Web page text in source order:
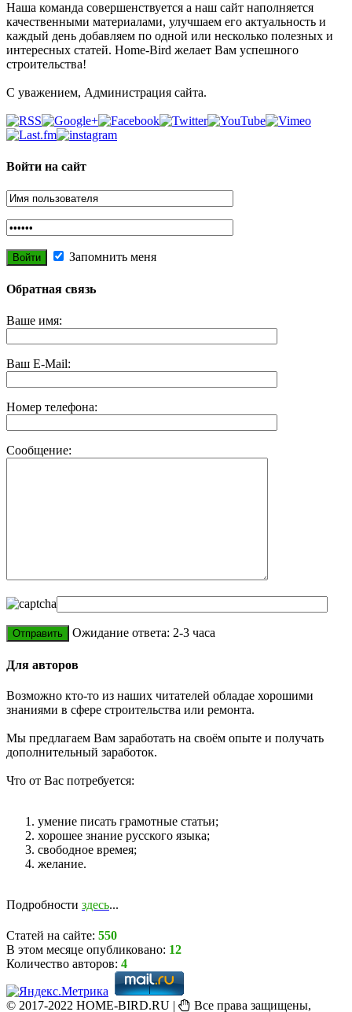
Наша команда совершенствуется а наш сайт наполняется
качественными материалами, улучшаем его актуальность и
каждый день добавляем по одной или несколько полезных и
интересных статей. Home-Bird желает Вам успешного
строительства!
С уважением, Администрация сайта.
Войти на сайт
Запомнить меня
Обратная связь
Ваше имя:
Ваш E-Mail:
Номер телефона:
Сообщение:
Ожидание ответа: 2-3 часа
Для авторов
Возможно кто-то из наших читателей обладае хорошими
знаниями в сфере строительства или ремонта.
Мы предлагаем Вам заработать на своём опыте и получать
дополнительный заработок.
Что от Вас потребуется:
умение писать грамотные статьи;
хорошее знание русского языка;
свободное времея;
желание.
Подробности здесь...
Статей на сайте: 550
В этом месяце опубликовано: 12
Количество авторов: 4
© 2017-2022 HOME-BIRD.RU | Все права защищены,